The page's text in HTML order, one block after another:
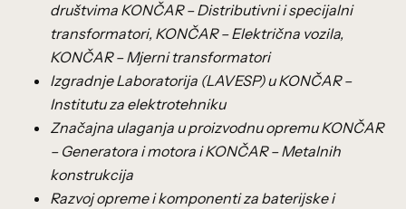
društvima KONČAR – Distributivni i specijalni
transformatori, KONČAR – Električna vozila,
KONČAR – Mjerni transformatori
Izgradnje Laboratorija (LAVESP) u KONČAR –
Institutu za elektrotehniku
Značajna ulaganja u proizvodnu opremu KONČAR
– Generatora i motora i KONČAR – Metalnih
konstrukcija
Razvoj opreme i komponenti za baterijske i